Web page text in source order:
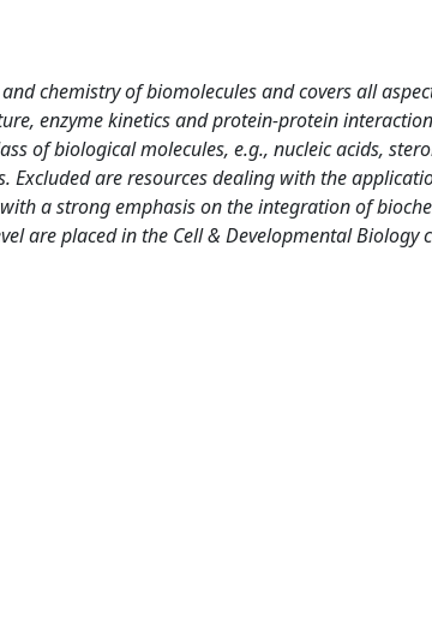
chemistry of biomolecules and covers all
enzyme kinetics and protein-protein
of biological molecules, e.g., nucleic acids,
Excluded are resources dealing with the
a strong emphasis on the integration of
are placed in the Cell & Developmental Biology